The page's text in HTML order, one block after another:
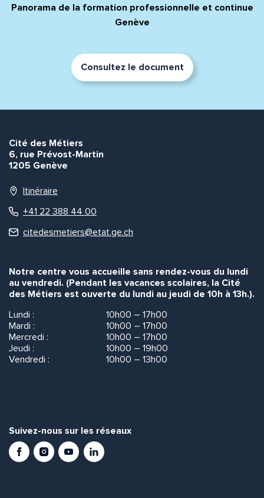
Panorama de la formation professionnelle et continue
Genève
Consultez le document
Cité des Métiers
6, rue Prévost-Martin
1205 Genève
Itinéraire
+41 22 388 44 00
citedesmetiers@etat.ge.ch
Notre centre vous accueille sans rendez-vous du lundi
au vendredi. (Pendant les vacances scolaires, la Cité
des Métiers est ouverte du lundi au jeudi de 10h à 13h.).
Lundi :
10h00 – 17h00
Mardi :
10h00 – 17h00
Mercredi :
10h00 – 17h00
Jeudi :
10h00 – 19h00
Vendredi :
10h00 – 13h00
Suivez-nous sur les réseaux
FacebookInstagramYoutubeLinkedIn
Message*
Commentaire*